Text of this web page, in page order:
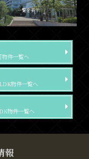
一覧を表示
物件一覧へ
物件一覧へ
物件一覧へ
報